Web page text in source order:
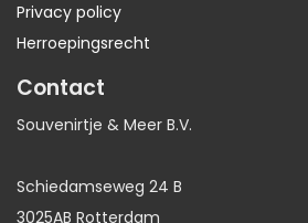
Privacy policy
Herroepingsrecht
Contact
Souvenirtje & Meer B.V.
Schiedamseweg 24 B
3025AB Rotterdam